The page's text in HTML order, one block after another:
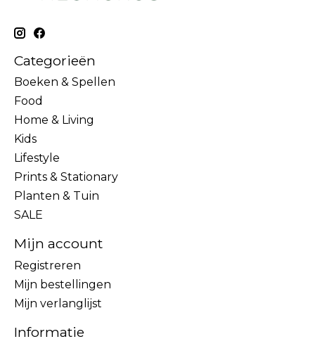
Categorieën
Boeken & Spellen
Food
Home & Living
Kids
Lifestyle
Prints & Stationary
Planten & Tuin
SALE
Mijn account
Registreren
Mijn bestellingen
Mijn verlanglijst
Informatie